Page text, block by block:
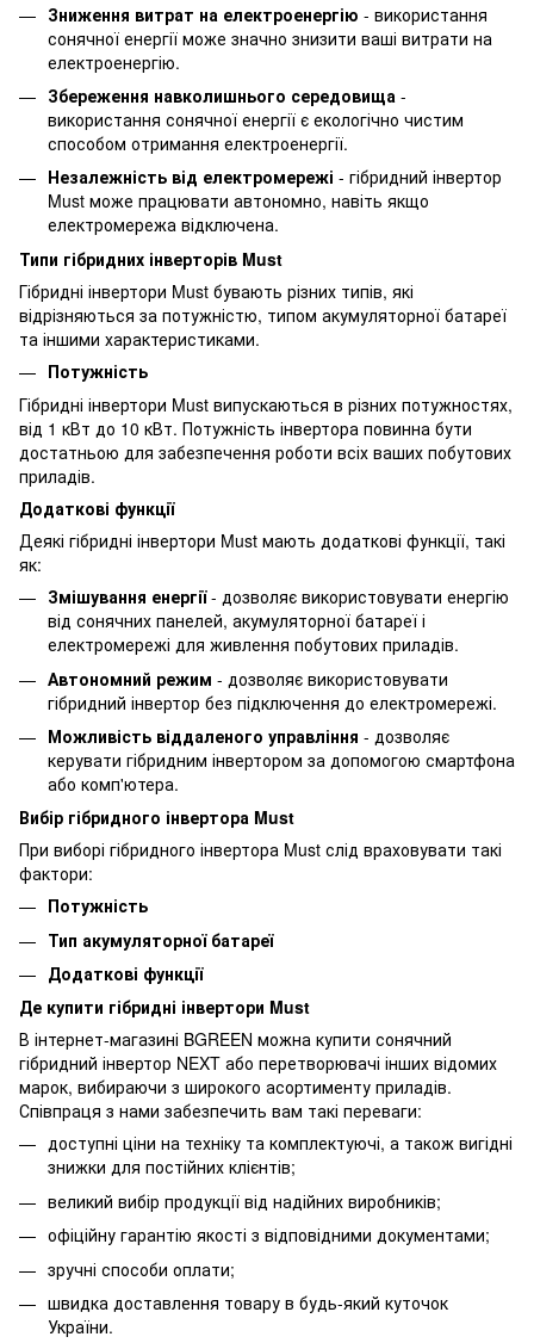
Зниження витрат на електроенергію - використання
сонячної енергії може значно знизити ваші витрати на
електроенергію.
Збереження навколишнього середовища -
використання сонячної енергії є екологічно чистим
способом отримання електроенергії.
Незалежність від електромережі - гібридний інвертор
Must може працювати автономно, навіть якщо
електромережа відключена.
Типи гібридних інверторів Must
Гібридні інвертори Must бувають різних типів, які
відрізняються за потужністю, типом акумуляторної батареї
та іншими характеристиками.
Потужність
Гібридні інвертори Must випускаються в різних потужностях,
від 1 кВт до 10 кВт. Потужність інвертора повинна бути
достатньою для забезпечення роботи всіх ваших побутових
приладів.
Додаткові функції
Деякі гібридні інвертори Must мають додаткові функції, такі
як:
Змішування енергії- дозволяє використовувати енергію
від сонячних панелей, акумуляторної батареї і
електромережі для живлення побутових приладів.
Автономний режим - дозволяє використовувати
гібридний інвертор без підключення до електромережі.
Можливість віддаленого управління - дозволяє
керувати гібридним інвертором за допомогою смартфона
або комп'ютера.
Вибір гібридного інвертора Must
При виборі гібридного інвертора Must слід враховувати такі
фактори:
Потужність
Тип акумуляторної батареї
Додаткові функції
Де купити гібридні інвертори Must
В інтернет-магазині BGREEN можна купити сонячний
гібридний інвертор NEXT або перетворювачі інших відомих
марок, вибираючи з широкого асортименту приладів.
Співпраця з нами забезпечить вам такі переваги:
доступні ціни на техніку та комплектуючі, а також вигідні
знижки для постійних клієнтів;
великий вибір продукції від надійних виробників;
офіційну гарантію якості з відповідними документами;
зручні способи оплати;
швидка доставлення товару в будь-який куточок
України.